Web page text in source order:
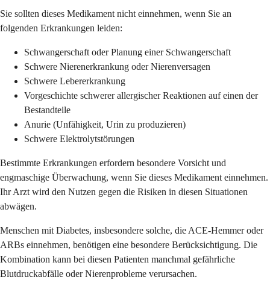
Sie sollten dieses Medikament nicht einnehmen, wenn Sie an
folgenden Erkrankungen leiden:
Schwangerschaft oder Planung einer Schwangerschaft
Schwere Nierenerkrankung oder Nierenversagen
Schwere Lebererkrankung
Vorgeschichte schwerer allergischer Reaktionen auf einen der
Bestandteile
Anurie (Unfähigkeit, Urin zu produzieren)
Schwere Elektrolytstörungen
Bestimmte Erkrankungen erfordern besondere Vorsicht und
engmaschige Überwachung, wenn Sie dieses Medikament einnehmen.
Ihr Arzt wird den Nutzen gegen die Risiken in diesen Situationen
abwägen.
Menschen mit Diabetes, insbesondere solche, die ACE-Hemmer oder
ARBs einnehmen, benötigen eine besondere Berücksichtigung. Die
Kombination kann bei diesen Patienten manchmal gefährliche
Blutdruckabfälle oder Nierenprobleme verursachen.